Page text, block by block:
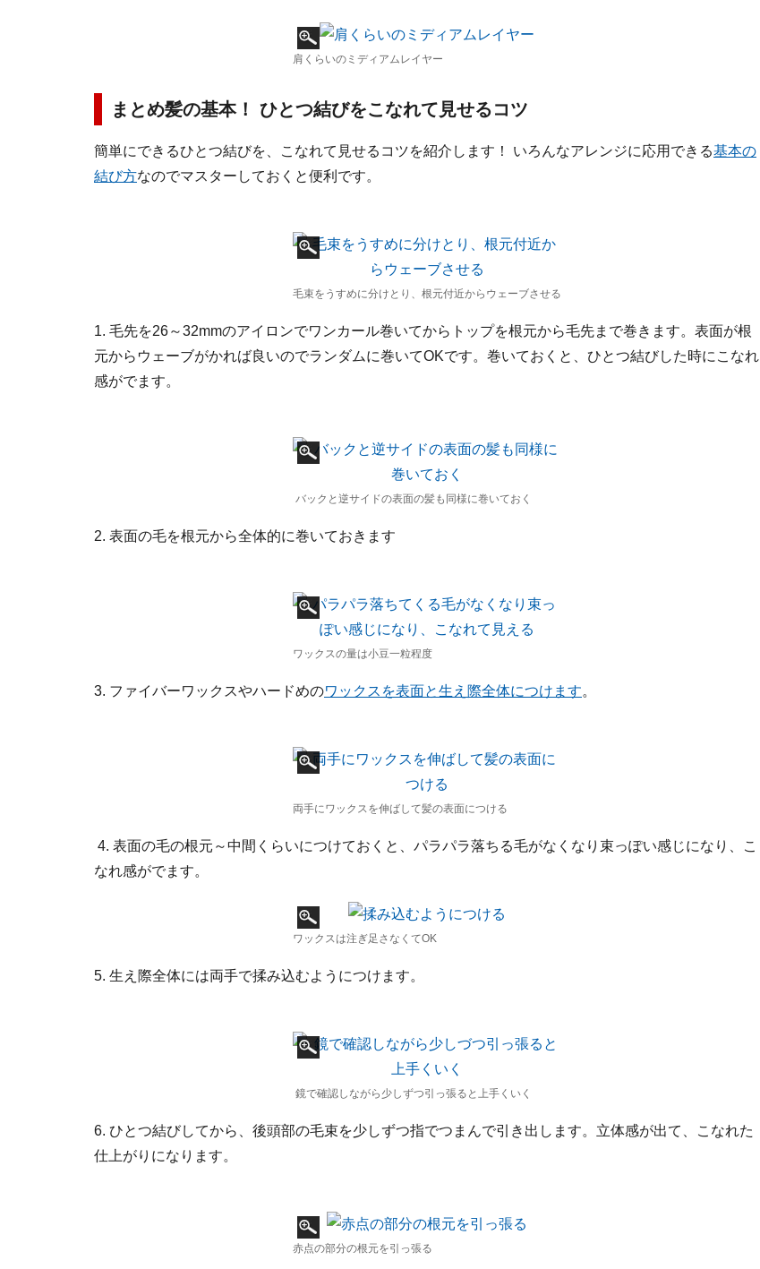
肩くらいのミディアムレイヤー
まとめ髪の基本！ ひとつ結びをこなれて見せるコツ
簡単にできるひとつ結びを、こなれて見せるコツを紹介します！ いろんなアレンジに応用できる基本の
結び方なのでマスターしておくと便利です。
毛束をうすめに分けとり、根元付近からウェーブさせる
1. 毛先を26～32mmのアイロンでワンカール巻いてからトップを根元から毛先まで巻きます。表面が根
元からウェーブがかれば良いのでランダムに巻いてOKです。巻いておくと、ひとつ結びした時にこなれ
感がでます。
バックと逆サイドの表面の髪も同様に巻いておく
2. 表面の毛を根元から全体的に巻いておきます
ワックスの量は小豆一粒程度
3. ファイバーワックスやハードめのワックスを表面と生え際全体につけます。
両手にワックスを伸ばして髪の表面につける
4. 表面の毛の根元～中間くらいにつけておくと、パラパラ落ちる毛がなくなり束っぽい感じになり、こ
なれ感がでます。
ワックスは注ぎ足さなくてOK
5. 生え際全体には両手で揉み込むようにつけます。
鏡で確認しながら少しずつ引っ張ると上手くいく
6. ひとつ結びしてから、後頭部の毛束を少しずつ指でつまんで引き出します。立体感が出て、こなれた
仕上がりになります。
赤点の部分の根元を引っ張る